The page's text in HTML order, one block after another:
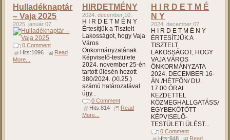
Hulladéknaptár
– Vaja 2025
2025. január 07.
0 Comment
Hits:1096
Read
More...
HIRDETMÉNY
2024. december 10.
H I R D E T M É N Y
Értesítjük a Tisztelt
Lakosságot, hogy Vaja
Város
Önkormányzatának
Képviselő-testülete
2024. november 25-én
tartott ülésén hozott
380/2024. (XI.25.)
számú határozatával
úgy...
0 Comment
Hits:814
Read
More...
H I R D E T M É
N Y
2024. december 07.
H I R D E T M É N Y
ÉRTESÍTJÜK A
TISZTELT
LAKOSSÁGOT, HOGY
VAJA VÁROS
ÖNKORMÁNYZATA
2024. DECEMBER 16-
ÁN /HÉTFŐN/ DU.
17.00 ÓRAI
KEZDETTEL
KÖZMEGHALLGATÁSSAL
EGYBEKÖTÖTT
KÉPVISELŐ-
TESTÜLETI ÜLÉST...
0 Comment
Hits:848
Read